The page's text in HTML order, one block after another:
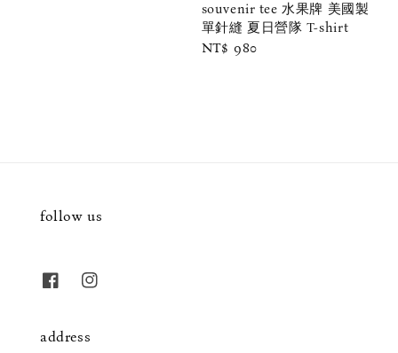
souvenir tee 水果牌 美國製
單針縫 夏日營隊 T-shirt
Regular
NT$ 980
follow us
address